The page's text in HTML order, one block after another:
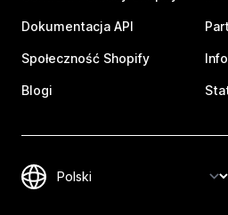
Dokumentacja API
Społeczność Shopify
Blogi